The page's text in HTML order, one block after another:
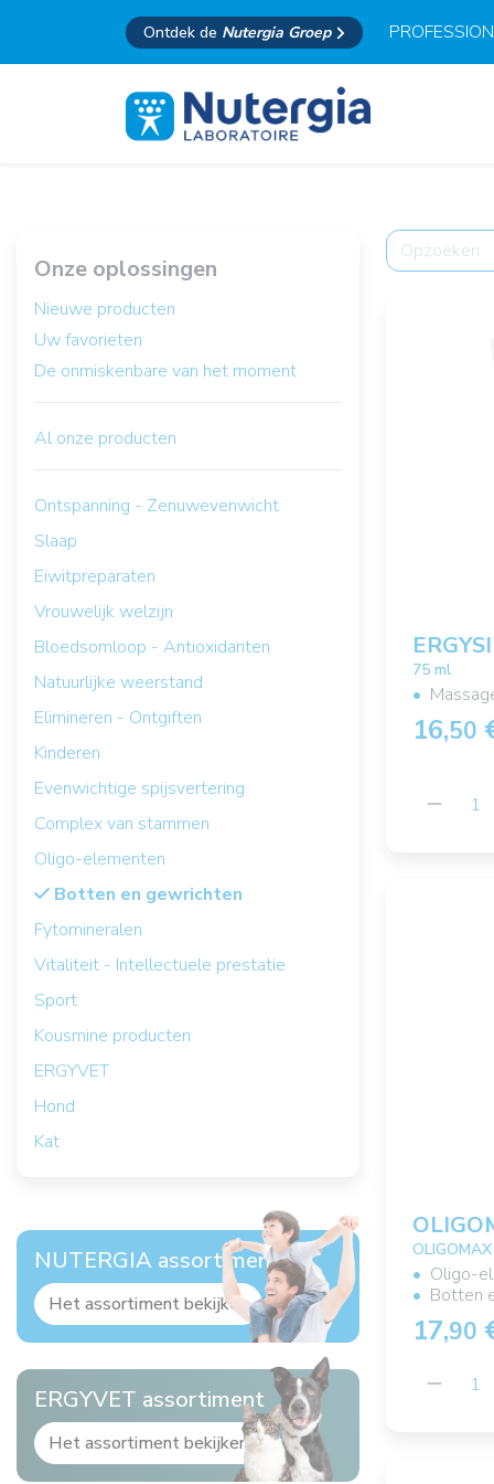
Ontdek de Nutergia Groep
75 ml
16,50
Oligo-
Botten
17,90
Onze oplossingen
Nieuwe producten
Uw favorieten
De onmiskenbare van het moment
Al onze producten
Ontspanning - Zenuwevenwicht
Slaap
Eiwitpreparaten
Vrouwelijk welzijn
Bloedsomloop - Antioxidanten
Natuurlijke weerstand
Elimineren - Ontgiften
Kinderen
Evenwichtige spijsvertering
Complex van stammen
Oligo-elementen
Botten en gewrichten
Fytomineralen
Vitaliteit - Intellectuele prestatie
Sport
Kousmine producten
ERGYVET
Hond
Kat
NUTERGIA assortiment
Het assortiment bekijken
ERGYVET assortiment
Het assortiment bekijken